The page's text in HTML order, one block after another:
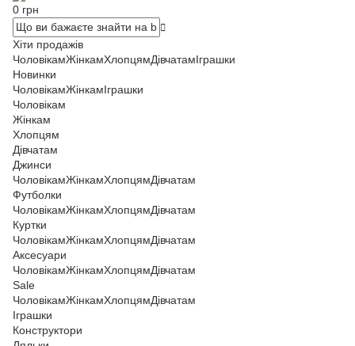
0 грн
Хіти продажів
ЧоловікамЖінкамХлопцямДівчатамІграшки
Новинки
ЧоловікамЖінкамІграшки
Чоловікам
Жінкам
Хлопцям
Дівчатам
Джинси
ЧоловікамЖінкамХлопцямДівчатам
Футболки
ЧоловікамЖінкамХлопцямДівчатам
Куртки
ЧоловікамЖінкамХлопцямДівчатам
Аксесуари
ЧоловікамЖінкамХлопцямДівчатам
Sale
ЧоловікамЖінкамХлопцямДівчатам
Іграшки
Конструктори